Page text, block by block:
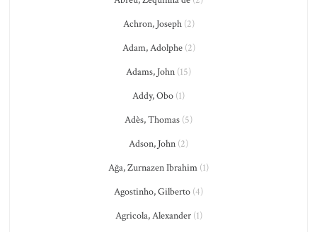
Achron, Joseph(2)
Adam, Adolphe(2)
Adams, John (15)
Addy, Obo (1)
Adès, Thomas (5)
Adson, John (2)
Ağa, Zurnazen Ibrahim (1)
Agostinho, Gilberto (4)
Agricola, Alexander(1)